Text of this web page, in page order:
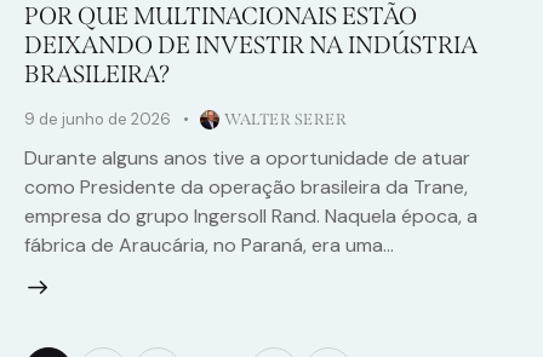
POR QUE MULTINACIONAIS ESTÃO
DEIXANDO DE INVESTIR NA INDÚSTRIA
BRASILEIRA?
9 de junho de 2026 WALTER SERER
Durante alguns anos tive a oportunidade de atuar
como Presidente da operação brasileira da Trane,
empresa do grupo Ingersoll Rand. Naquela época, a
fábrica de Araucária, no Paraná, era uma…